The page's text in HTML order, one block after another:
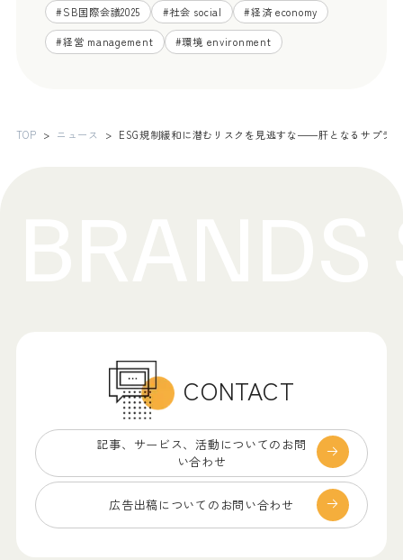
#SB国際会議2025 #社会 social #経済 economy
#経営 management #環境 environment
TOP ニュース ESG規制緩和に潜むリスクを見逃すな――肝となるサプラ
CONTACT
記事、サービス、 活動についてのお問
い合わせ
広告出稿についての お問い合わせ